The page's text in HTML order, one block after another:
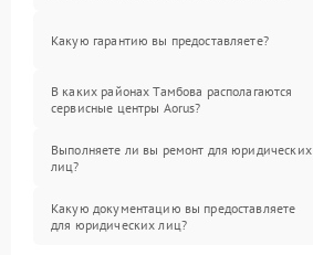
Какую гарантию вы предоставляете?
В каких районах Тамбова располагаются
сервисные центры Aorus?
Выполняете ли вы ремонт для юридических
лиц?
Какую документацию вы предоставляете
для юридических лиц?